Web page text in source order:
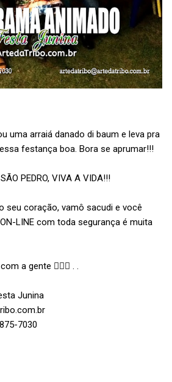
uma arraiá danado di baum e leva pra
festança boa. Bora se aprumar!!!
PEDRO, VIVA A VIDA!!!
seu coração, vamô sacudi e você
LINE com toda segurança é muita
a gente 👉🏻📩 . . ⠀⠀⠀⠀⠀⠀⠀
Junina
7030